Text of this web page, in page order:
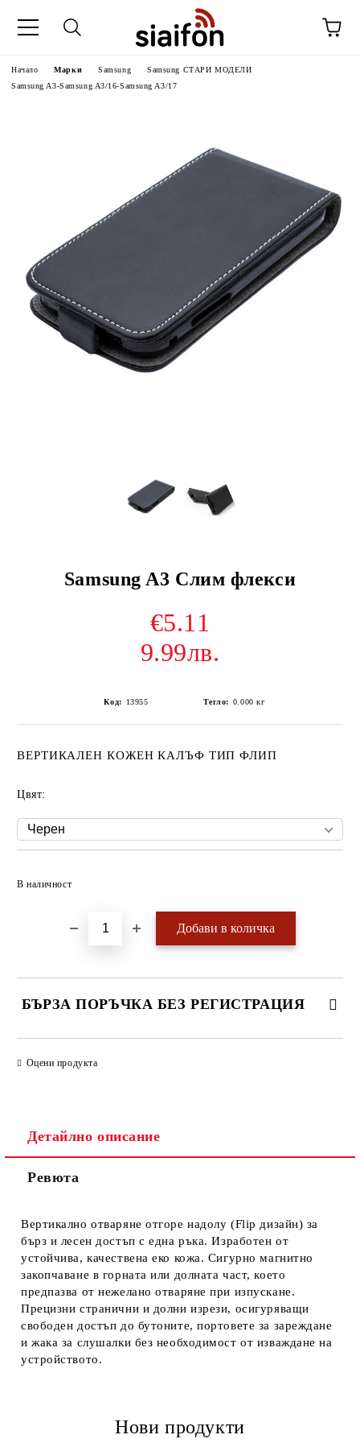
Начало Марки Samsung
Samsung СТАРИ МОДЕЛИ
Samsung A3-Samsung A3/16-Samsung A3/17
Samsung A3 Слим флекси
€5.11
9.99лв.
Код: 13955 Тегло: 0.000 кг
ВЕРТИКАЛЕН КОЖЕН КАЛЪФ ТИП ФЛИП
Цвят:
В наличност
БЪРЗА ПОРЪЧКА БЕЗ РЕГИСТРАЦИЯ
Оцени продукта
Детайлно описание
Ревюта
Вертикално отваряне отгоре надолу (Flip дизайн) за
бърз и лесен достъп с една ръка. Изработен от
устойчива, качествена еко кожа. Сигурно магнитно
закопчаване в горната или долната част, което
предпазва от нежелано отваряне при изпускане.
Прецизни странични и долни изрези, осигуряващи
свободен достъп до бутоните, портовете за зареждане
и жака за слушалки без необходимост от изваждане на
устройството.
Нови продукти